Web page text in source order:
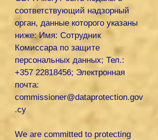
соответствующий надзорный
орган, данные которого указаны
ниже: Имя: Сотрудник
Комиссара по защите
персональных данных; Тел.:
+357 22818456; Электронная
почта:
commissioner@dataprotection.gov
.cy
We are committed to protecting